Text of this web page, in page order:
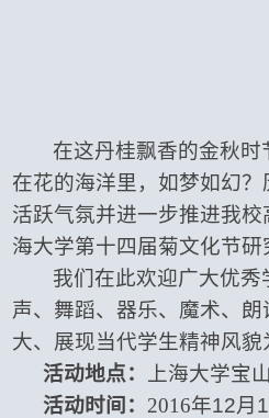
在这丹桂飘香的金秋
在花的海洋里，如梦如幻
活跃气氛并进一步推进我校
海大学第十四届菊文化节研
我们在此欢迎广大优
声、舞蹈、器乐、魔术、
大、展现当代学生精神风
活动地点：
上海大学宝
活动时间： 2016年12月 1